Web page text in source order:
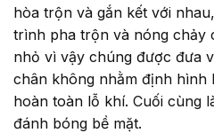
hòa trộn và gắn kết với
trình pha trộn và nóng chảy
nhỏ vì vậy chúng được đưa
chân không nhằm định hình
hoàn toàn lỗ khí. Cuối cùng
đánh bóng bề mặt.